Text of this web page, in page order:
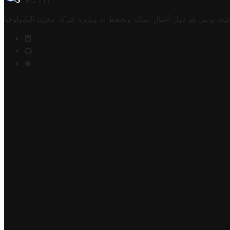
تونس هو دليل أعمال تملكه وتحتفظ به وتديره شركة مخزن التكنولوجيا